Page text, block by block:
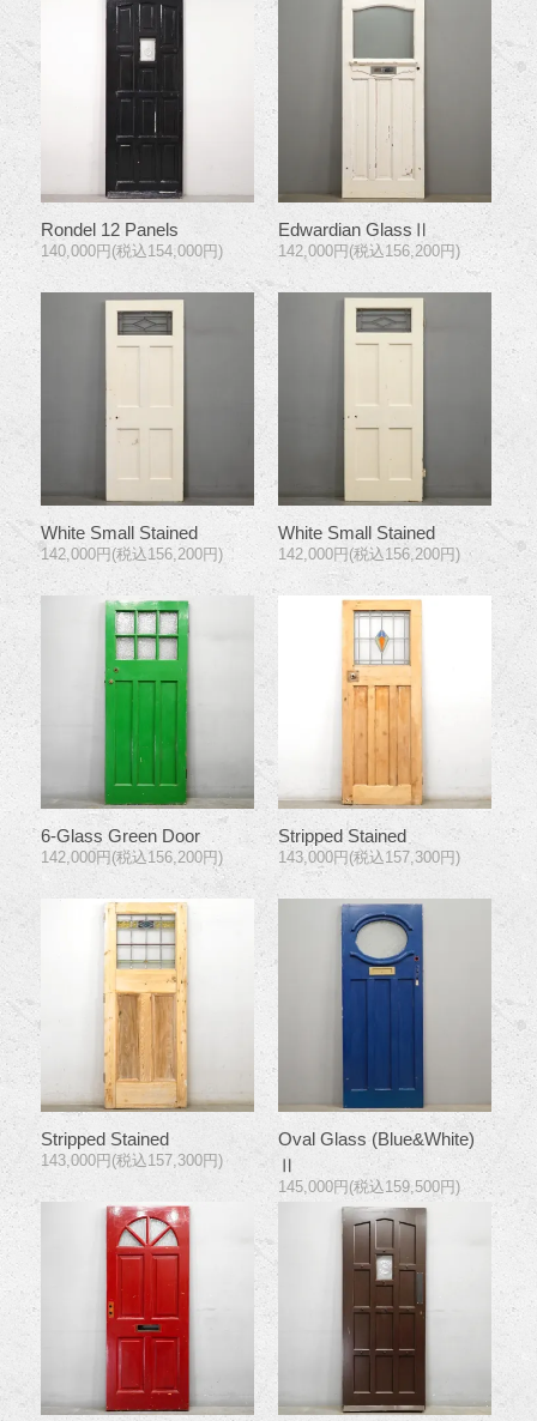
Rondel 12 Panels
140,000円(税込154,000円)
Edwardian GlassⅡ
142,000円(税込156,200円)
White Small Stained
142,000円(税込156,200円)
White Small Stained
142,000円(税込156,200円)
6-Glass Green Door
142,000円(税込156,200円)
Stripped Stained
143,000円(税込157,300円)
Stripped Stained
143,000円(税込157,300円)
Oval Glass (Blue&White)
Ⅱ
145,000円(税込159,500円)